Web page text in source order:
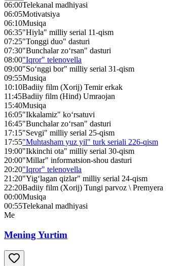
06:00Telekanal madhiyasi
06:05Motivatsiya
06:10Musiqa
06:35"Hiyla" milliy serial 11-qism
07:25"Tonggi duo" dasturi
07:30"Bunchalar zo‘rsan" dasturi
08:00"Iqror" telenovella
09:00"So‘nggi bor" milliy serial 31-qism
09:55Musiqa
10:10Badiiy film (Xorij) Temir erkak
11:45Badiiy film (Hind) Umraojan
15:40Musiqa
16:05"Ikkalamiz" ko‘rsatuvi
16:45"Bunchalar zo‘rsan" dasturi
17:15"Sevgi" milliy serial 25-qism
17:55"Muhtasham yuz yil" turk seriali 226-qism
19:00"Ikkinchi ota" milliy serial 30-qism
20:00"Millar" informatsion-shou dasturi
20:20"Iqror" telenovella
21:20"Yig‘lagan qizlar" milliy serial 24-qism
22:20Badiiy film (Xorij) Tungi parvoz \ Premyera
00:00Musiqa
00:55Telekanal madhiyasi
Me
Mening Yurtim